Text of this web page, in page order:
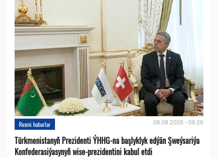
Resmi habarlar 06.08.2026 - 09:26
Türkmenistanyň Prezidenti ÝHHG-na başlyklyk edýän Şweýsariýa
Konfederasiýasynyň wise-prezidentini kabul etdi